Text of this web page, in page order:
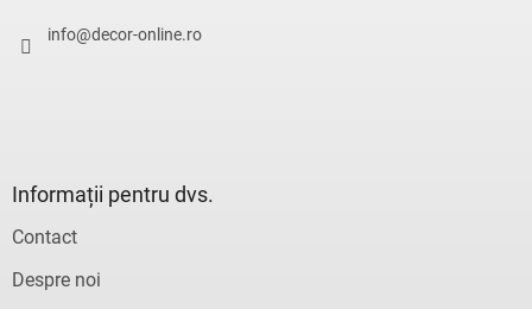
info@decor-online.ro
Informații pentru dvs.
Contact
Despre noi